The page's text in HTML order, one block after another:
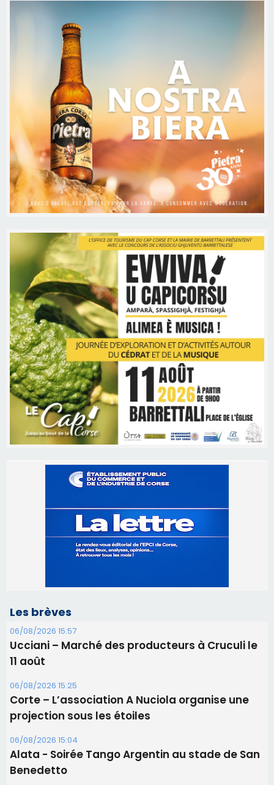
06/08/2026 15:57
Ucciani – Marché des producteurs à Cruculi le
Corte – L’association A Nuciola organise une
projection sous les étoiles
06/08/2026 15:04
Alata - Soirée Tango Argentin au stade de San
Benedetto
05/08/2026 09:53
Biguglia : messe de la Sainte-Marie et
procession le 14 août
31/07/2026 08:24
Tennis - Début ce week-end du tournoi du
RCPV